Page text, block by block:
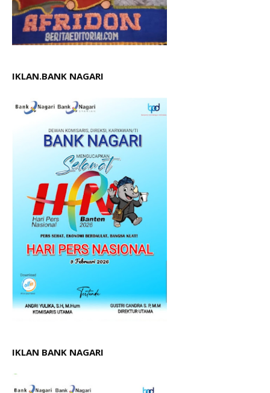
IKLAN.BANK NAGARI
IKLAN BANK NAGARI